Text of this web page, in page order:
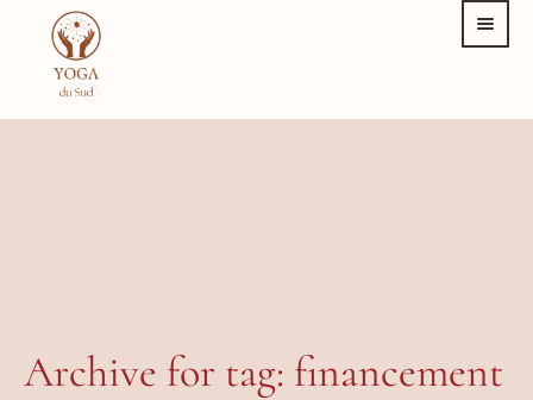
Archive for tag: financement